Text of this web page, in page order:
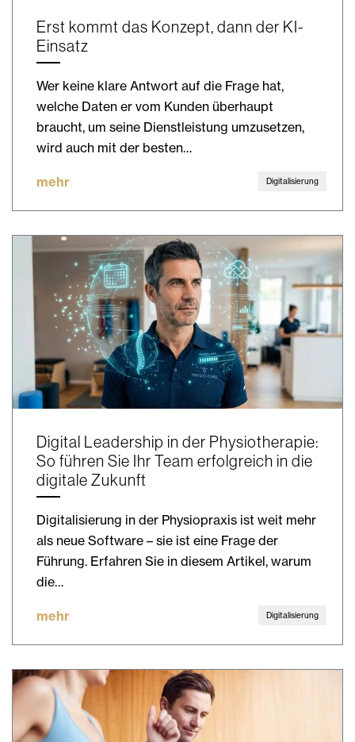
Erst kommt das Konzept, dann der KI-
Einsatz
Wer keine klare Antwort auf die Frage hat,
welche Daten er vom Kunden überhaupt
braucht, um seine Dienstleistung umzusetzen,
wird auch mit der besten…
mehr Digitalisierung
Digital Leadership in der Physiotherapie:
So führen Sie Ihr Team erfolgreich in die
digitale Zukunft
Digitalisierung in der Physiopraxis ist weit mehr
als neue Software – sie ist eine Frage der
Führung. Erfahren Sie in diesem Artikel, warum
die…
mehr Digitalisierung